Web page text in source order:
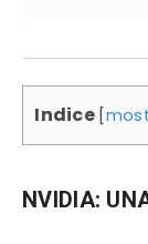
Indice [
NVIDIA: